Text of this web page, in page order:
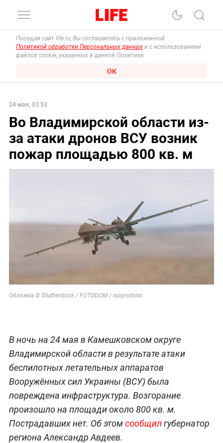
Посещая сайт life.ru, Вы соглашаетесь с приложенной
Политикой обработки Персональных данных и с использованием
файлов cookie, указанных в данной Политике.
ОК
24 мая, 03:53
Во Владимирской области из-
за атаки дронов ВСУ возник
пожар площадью 800 кв. м
Обложка © Shutterstock / FOTODOM / isoprotonic
В ночь на 24 мая в Камешковском округе
Владимирской области в результате атаки
беспилотных летательных аппаратов
Вооружённых сил Украины (ВСУ) была
повреждена инфраструктура. Возгорание
произошло на площади около 800 кв. м.
Пострадавших нет. Об этомсообщилгубернатор
региона Александр Авдеев.